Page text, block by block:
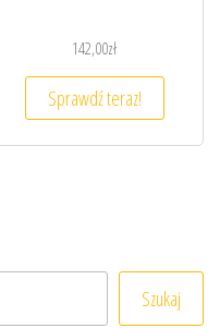
142,00zł
Sprawdź teraz!
Szukaj